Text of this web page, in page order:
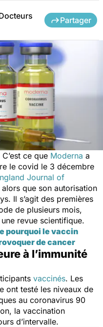
Partager
ce que Moderna a
le covid le 3 décembre
Journal of
que son autorisation
Il s’agit des premières
de plusieurs mois,
revue scientifique.
pourquoi le vaccin
de cancer
à l’immunité
vaccinés. Les
ont testé les niveaux de
au coronavirus 90
la vaccination
d’intervalle.